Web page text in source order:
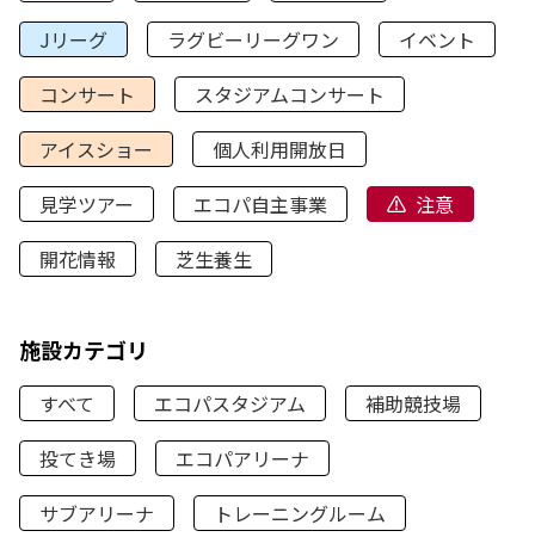
Jリーグ
ラグビーリーグワン
イベント
コンサート
スタジアムコンサート
アイスショー
個人利用開放日
見学ツアー
エコパ自主事業
注意
開花情報
芝生養生
施設カテゴリ
すべて エコパスタジアム
補助競技場
投てき場
エコパアリーナ
サブアリーナ
トレーニングルーム